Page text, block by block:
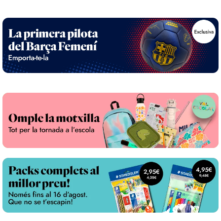
proper.A qui va dirigit 'Sin título Empíreo (NO LIBRO
4) Edición limitada con cantos tintados'?Aquesta
edició especial està pensada per als lectors que ja
tenen el cor lliurat a la Sèrie Empíreo i anhelen
més que la trama principal. És ideal per a aquells
que gaudeixen explorant els racons ocults de la
narrativa, descobrint les motivacions i els passats
dels personatges que estimen. Els col·leccionistes i
trobaran un tresor, un objecte que no només es
llegeix, sinó que es contempla i es guarda com una
peça fonamental d'aquest món fantàstic.Temes
que tractaL'obra aprofundeix en la complexitat
dels vincles, explorant la lleialtat indestructible
entre genets i dracs, així com els sacrificis que
neixen de l'amor i el deure. També reflexiona sobre
el pes de la responsabilitat i les diverses maneres
desconegudes dels protagonistes en moments
decisius. Finalment, la memòria i el llegat actuen
com un fil conductor, revelant com les històries no
explicades del passat continuen modelant el
present i el destí de tots els qui habiten aquest
univers.
esperança
l'èpica
molt més
L'estil narratiu
reflectint la
trencats que
obra ressona
qui va dirigit
Aquesta
lectors que
càrrega
per a qui
els
plens
de les trames
tensió
significatiu, hi
addictiva. És
creixement
l'acció
amb una
superació del
fosques del